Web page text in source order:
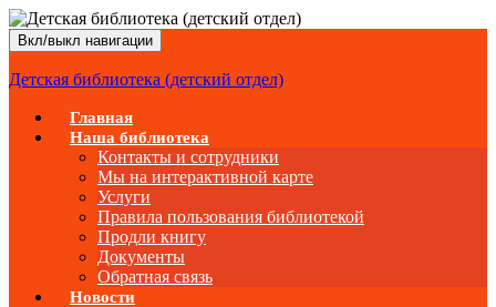
Вкл/выкл навигации
Детская библиотека (детский отдел)
Главная
Наша библиотека
Контакты и сотрудники
Мы на интерактивной карте
Услуги
Правила пользования библиотекой
Продли книгу
Документы
Обратная связь
Новости